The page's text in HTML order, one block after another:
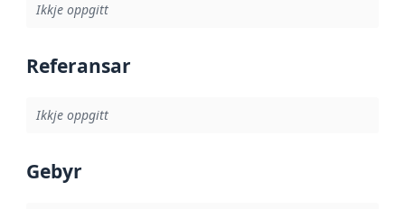
Ikkje oppgitt
Referansar
Ikkje oppgitt
Gebyr